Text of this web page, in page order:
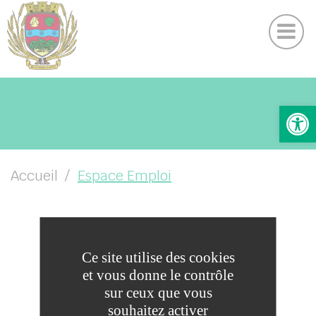
( VIE LOCALE )
ActualitésDICRIM
Accueil Espace Emploi
ESPACE EMPLOI
Panneau de gestion des cookies
Ce site utilise des cookies
et vous donne le contrôle
sur ceux que vous
souhaitez activer